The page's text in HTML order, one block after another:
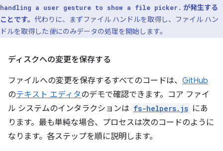
handling a user gesture to show a file picker. が発生する
ことです。 代わりに、まずファイル ハンドルを取得し、ファイル ハン
ドルを取得した後にのみデータの処理を開始します。
ディスクへの変更を保存する
ファイルへの変更を保存するすべてのコードは、 GitHub
のテキスト エディタのデモで確認できます。コア ファイ
ル システムのインタラクションは fs-helpers.js にあ
ります。最も単純な場合、プロセスは次のコードのように
なります。各ステップを順に説明します。